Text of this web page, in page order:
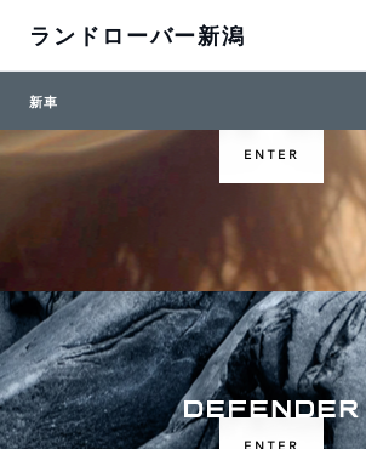
ランドローバー新潟
新車
ENTER
ENTER